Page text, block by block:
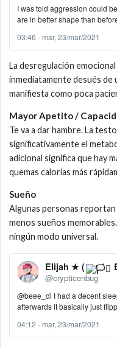
I was told aggression could
are in better shape than
03:46 - mar, 23/mar/2021
La desregulación
inmediatamente desués de
manifiesta como poca
Mayor Apetito /
Te va a dar hambre. La
significativamente el
adicional significa que hay
quemas calorías más
Sueño
Algunas personas
menos sueños
ningún modo universal.
Elijah ★ (
@crypticenbug
@beee_dl I had a decent
afterwards it basically just
04:12 - mar, 23/mar/2021